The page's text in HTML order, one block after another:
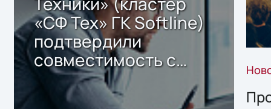
«СФ Тех» ГК Softline)
подтвердили
совместимость с
решением Sharx
Storage 2.x для